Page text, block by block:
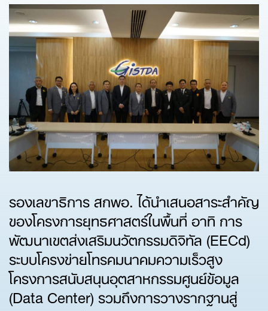
รองเลขาธิการ สกพอ. ได้นำเสนอสาระสำคัญ
ของโครงการยุทธศาสตร์ในพื้นที่ อาทิ การ
พัฒนาเขตส่งเสริมนวัตกรรมดิจิทัล (EECd)
ระบบโครงข่ายโทรคมนาคมความเร็วสูง
โครงการสนับสนุนอุตสาหกรรมศูนย์ข้อมูล
(Data Center) รวมถึงการวางรากฐานสู่